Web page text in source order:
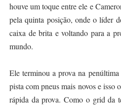
houve um toque entre ele e
pela quinta posição, onde o líder
caixa de brita e voltando para a
mundo.
Ele terminou a prova na
pista com pneus mais novos e isso
rápida da prova. Como o grid da